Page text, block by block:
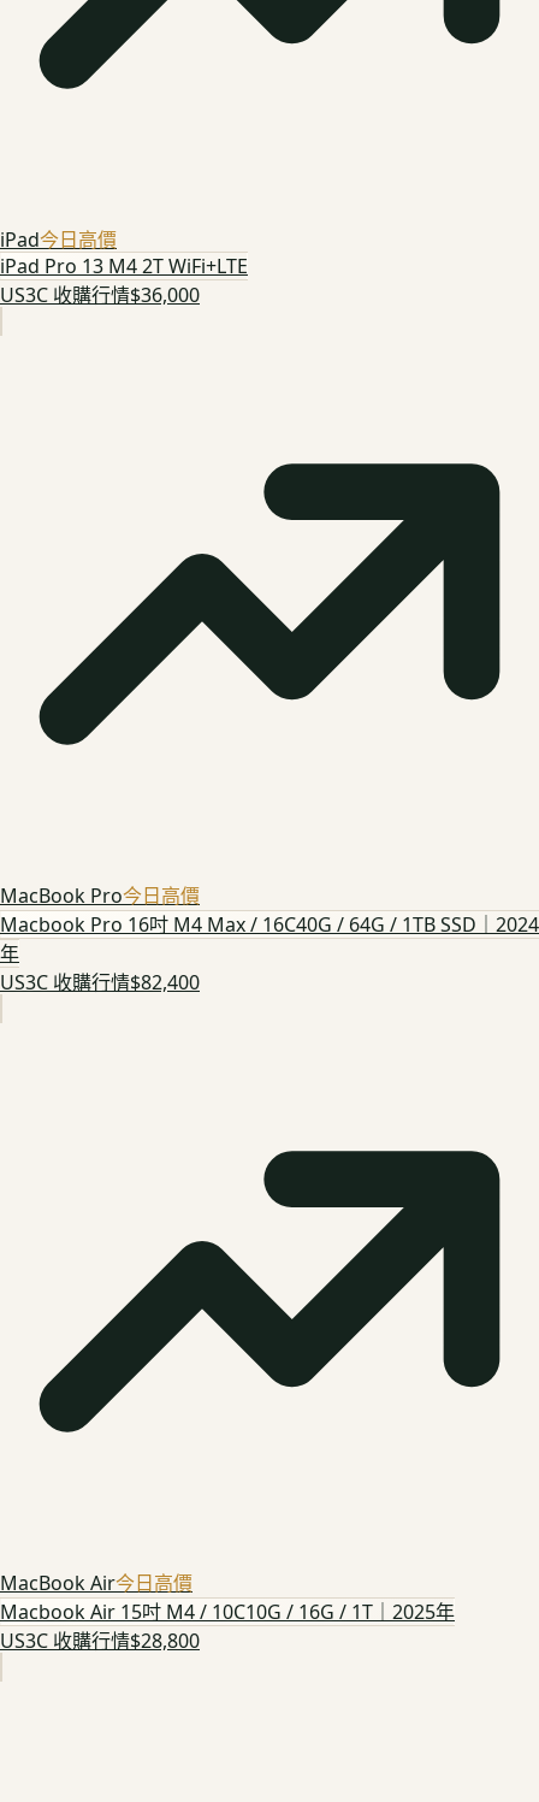
iPad今日高價
iPad Pro 13 M4 2T WiFi+LTE
US3C 收購行情$36,000
MacBook Pro今日高價
Macbook Pro 16吋 M4 Max / 16C40G / 64G / 1TB SSD｜2024
年
US3C 收購行情$82,400
MacBook Air今日高價
Macbook Air 15吋 M4 / 10C10G / 16G / 1T｜2025年
US3C 收購行情$28,800